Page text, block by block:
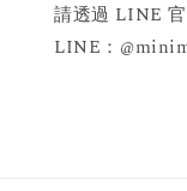
請透過 LINE 官
LINE：